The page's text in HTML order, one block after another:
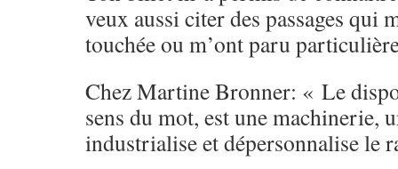
veux aussi citer des passages qui
touchée ou m’ont paru
Chez Martine Bronner: « Le
sens du mot, est une machinerie,
industrialise et dépersonnalise le